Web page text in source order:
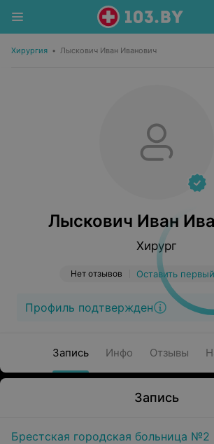
Хирургия • Лыскович Иван Иванович
Лыскович Иван
Хирург
Нет отзывов Оставить
Профиль подтвержден
Запись Инфо Отзывы
Запись
Брестская городская больница №2